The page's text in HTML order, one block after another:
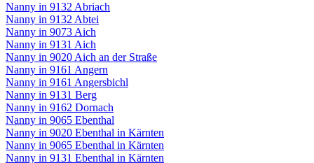
Nanny in 9132 Abriach
Nanny in 9132 Abtei
Nanny in 9073 Aich
Nanny in 9131 Aich
Nanny in 9020 Aich an der Straße
Nanny in 9161 Angern
Nanny in 9161 Angersbichl
Nanny in 9131 Berg
Nanny in 9162 Dornach
Nanny in 9065 Ebenthal
Nanny in 9020 Ebenthal in Kärnten
Nanny in 9065 Ebenthal in Kärnten
Nanny in 9131 Ebenthal in Kärnten